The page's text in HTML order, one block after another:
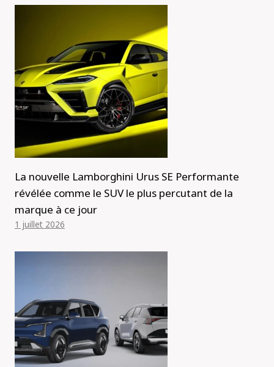
La nouvelle Lamborghini Urus SE Performante
révélée comme le SUV le plus percutant de la
marque à ce jour
1 juillet 2026